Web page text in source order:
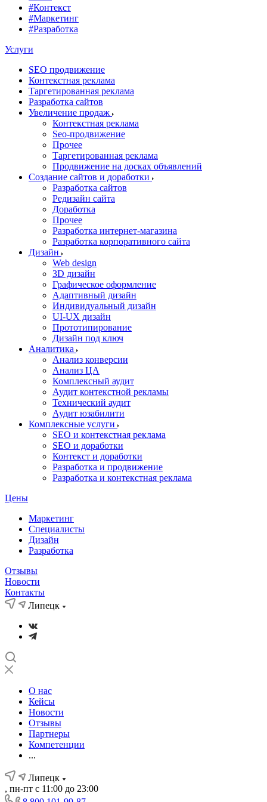
#Контекст
#Маркетинг
#Разработка
Услуги
SEO продвижение
Контекстная реклама
Таргетированная реклама
Разработка сайтов
Увеличение продаж
Контекстная реклама
Seo-продвижение
Прочее
Таргетированная реклама
Продвижение на досках объявлений
Создание сайтов и доработки
Разработка сайтов
Редизайн сайта
Доработка
Прочее
Разработка интернет-магазина
Разработка корпоративного сайта
Дизайн
Web design
3D дизайн
Графическое оформление
Адаптивный дизайн
Индивидуальный дизайн
UI‑UX дизайн
Прототипирование
Дизайн под ключ
Аналитика
Анализ конверсии
Анализ ЦА
Комплексный аудит
Аудит контекстной рекламы
Технический аудит
Аудит юзабилити
Комплексные услуги
SEO и контекстная реклама
SEO и доработки
Контекст и доработки
Разработка и продвижение
Разработка и контекстная реклама
Цены
Маркетинг
Специалисты
Дизайн
Разработка
Отзывы
Новости
Контакты
Липецк
О нас
Кейсы
Новости
Отзывы
Партнеры
Компетенции
...
Липецк
, пн-пт с 11:00 до 23:00